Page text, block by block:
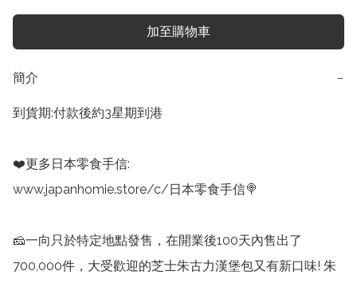
加至購物車
簡介 −
到貨期:付款後約3星期到港
❤️更多日本零食手信:
www.japanhomie.store/c/日本零食手信🍭
🧀一向只於特定地點發售，在開業後100天內售出了
700,000件，大受歡迎的芝士朱古力漢堡包又有新口味! 朱